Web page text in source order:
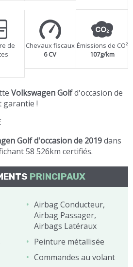
de
Chevaux fiscaux
6 CV
Émissions de CO²
107g/km
Volkswagen Golfd'occasion de
garantie !
Golf d'occasion de 2019dans
58 526km certifiés.
PRINCIPAUX
Airbag Conducteur,
Airbag Passager,
Airbags Latéraux
Peinture métallisée
Commandes au volant